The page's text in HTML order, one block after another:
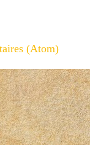
(Atom)